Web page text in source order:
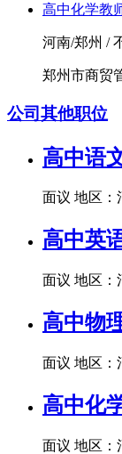
高中化学教
河南/郑州 /
郑州市商贸
公司其他职位
高中语
面议 地区：
高中英
面议 地区：
高中物
面议 地区：
高中化
面议 地区：